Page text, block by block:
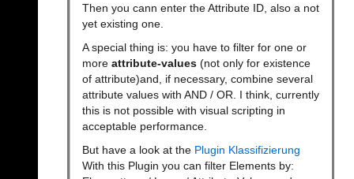
Then you cann enter the Attribute ID, also a not
yet existing one.
A special thing is: you have to filter for one or
more attribute-values (not only for existence
of attribute)and, if necessary, combine several
attribute values with AND / OR. I think, currently
this is not possible with visual scripting in
acceptable performance.
But have a look at the Plugin Klassifizierung
With this Plugin you can filter Elements by: